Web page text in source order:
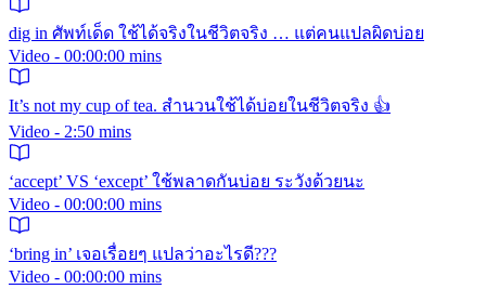
dig in ศัพท์เด็ด ใช้ได้จริงในชีวิตจริง … แต่คนแปลผิดบ่อย
Video - 00:00:00 mins
It’s not my cup of tea. สำนวนใช้ได้บ่อยในชีวิตจริง 👍
Video - 2:50 mins
‘accept’ VS ‘except’ ใช้พลาดกันบ่อย ระวังด้วยนะ
Video - 00:00:00 mins
‘bring in’ เจอเรื่อยๆ แปลว่าอะไรดี???
Video - 00:00:00 mins